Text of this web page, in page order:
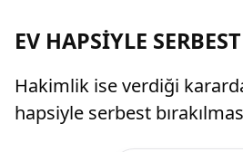
EV HAPSİYLE
Hakimlik ise verdiği
hapsiyle serbest